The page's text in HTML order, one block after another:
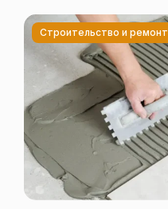
Строительство и ремонт